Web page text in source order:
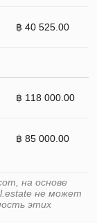
฿ 40 525.00
฿ 118 000.00
฿ 85 000.00
на основе
не может
этих